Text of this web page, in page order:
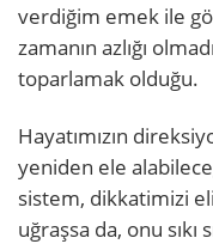
verdiğim emek ile
zamanın azlığı
toparlamak olduğu.
Hayatımızın
yeniden ele
sistem, dikkatimizi
uğraşsa da, onu